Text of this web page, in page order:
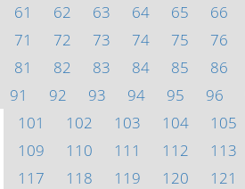
61
62 63 64 65 66
71
72 73 74 75 76
81
82 83 84 85 86
91
92 93 94 95 96
101
102 103 104 105
109
110 111 112 113
117
118 119 120 121